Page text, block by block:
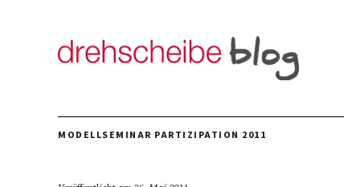
MODELLSEMINAR PARTIZIPATION 2011